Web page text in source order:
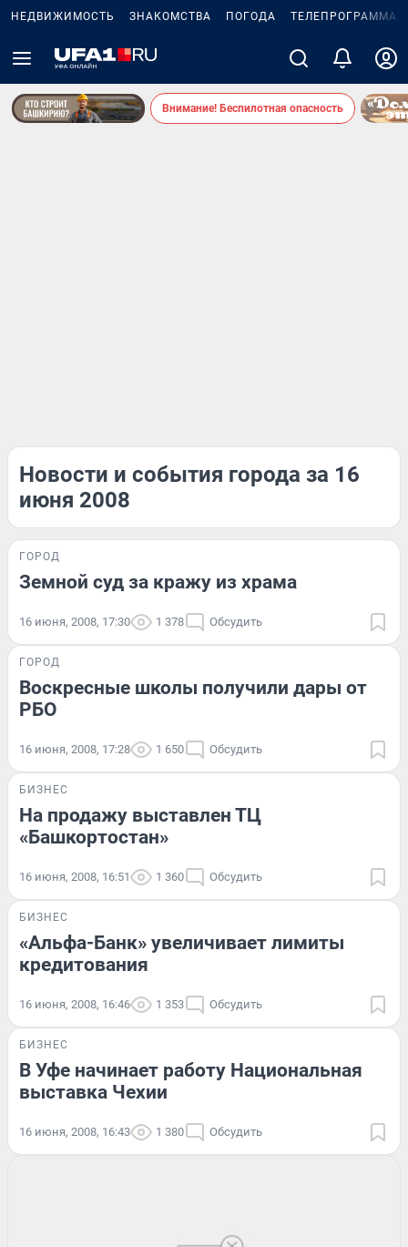
НЕДВИЖИМОСТЬ ЗНАКОМСТВА ПОГОДА ТЕЛЕПРОГРАММА
Внимание! Беспилотная опасность
Новости и события города за 16
июня 2008
ГОРОД
Земной суд за кражу из храма
16 июня, 2008, 17:30 1 378 Обсудить
ГОРОД
Воскресные школы получили дары от
РБО
16 июня, 2008, 17:28 1 650 Обсудить
БИЗНЕС
На продажу выставлен ТЦ
«Башкортостан»
16 июня, 2008, 16:51 1 360 Обсудить
БИЗНЕС
«Альфа-Банк» увеличивает лимиты
кредитования
16 июня, 2008, 16:46 1 353 Обсудить
БИЗНЕС
В Уфе начинает работу Национальная
выставка Чехии
16 июня, 2008, 16:43 1 380 Обсудить